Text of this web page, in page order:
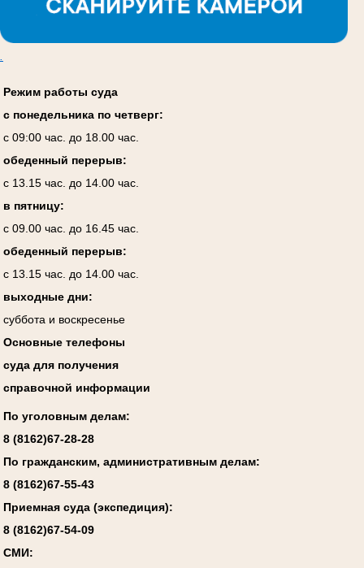
Режим работы суда
с понедельника по четверг:
с 09:00 час. до 18.00 час.
обеденный перерыв:
с 13.15 час. до 14.00 час.
в пятницу:
с 09.00 час. до 16.45 час.
обеденный перерыв:
с 13.15 час. до 14.00 час.
выходные дни:
суббота и воскресенье
Основные телефоны
суда для получения
справочной информации
По уголовным делам:
8 (8162)67-28-28
По гражданским, административным делам:
8 (8162)67-55-43
Приемная суда (экспедиция):
8 (8162)67-54-09
СМИ: